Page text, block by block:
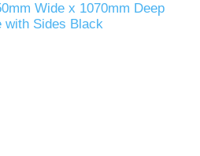
Wide x 1070mm Deep
with Sides Black